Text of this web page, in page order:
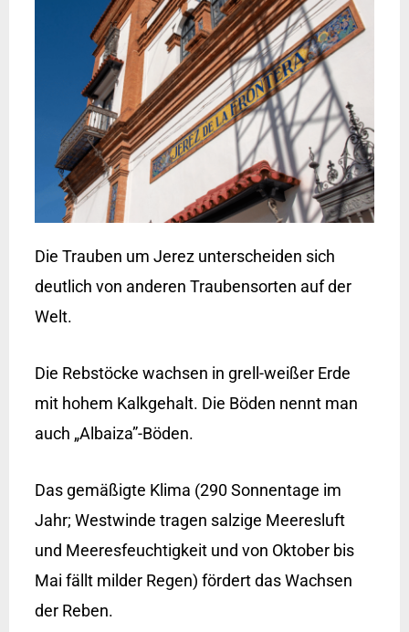
Die Trauben um Jerez unterscheiden sich
deutlich von anderen Traubensorten auf der
Welt.
Die Rebstöcke wachsen in grell-weißer Erde
mit hohem Kalkgehalt. Die Böden nennt man
auch „Albaiza”-Böden.
Das gemäßigte Klima (290 Sonnentage im
Jahr; Westwinde tragen salzige Meeresluft
und Meeresfeuchtigkeit und von Oktober bis
Mai fällt milder Regen) fördert das Wachsen
der Reben.